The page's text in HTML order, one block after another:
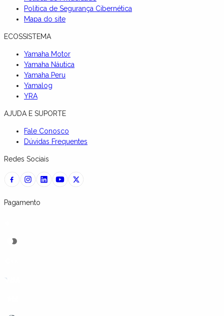
Política de Segurança Cibernética
Mapa do site
ECOSSISTEMA
Yamaha Motor
Yamaha Náutica
Yamaha Peru
Yamalog
YRA
AJUDA E SUPORTE
Fale Conosco
Dúvidas Frequentes
Redes Sociais
Pagamento